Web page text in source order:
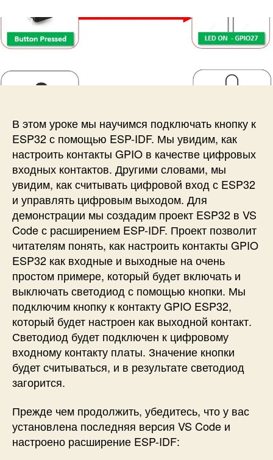
з
а
и
с
з
и
к
л
ю
ч
е
н
и
е
к
о
п
к
и
к
E
S
3
2
с
п
о
В этом уроке мы научимся подключать кнопку к
ESP32 с помощью ESP-IDF. Мы увидим, как
настроить контакты GPIO в качестве цифровых
входных контактов. Другими словами, мы
увидим, как считывать цифровой вход с ESP32
и управлять цифровым выходом. Для
демонстрации мы создадим проект ESP32 в VS
Code с расширением ESP-IDF. Проект позволит
читателям понять, как настроить контакты GPIO
ESP32 как входные и выходные на очень
простом примере, который будет включать и
выключать светодиод с помощью кнопки. Мы
подключим кнопку к контакту GPIO ESP32,
который будет настроен как выходной контакт.
Светодиод будет подключен к цифровому
входному контакту платы. Значение кнопки
будет считываться, и в результате светодиод
загорится.
Прежде чем продолжить, убедитесь, что у вас
установлена ​​последняя версия VS Code и
настроено расширение ESP-IDF: